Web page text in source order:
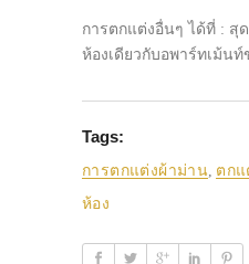
การตกแต่งอื่นๆ ได้ที่ : สุด
ห้องเดียวกับอพาร์ทเม้น
Tags:
การตกแต่งผ้าม่าน, ตกแ
ห้อง